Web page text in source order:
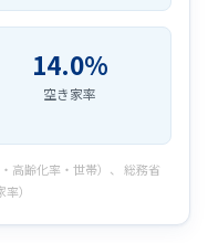
14.0%
空き家率
高齢化率・世帯）、 総務省
）